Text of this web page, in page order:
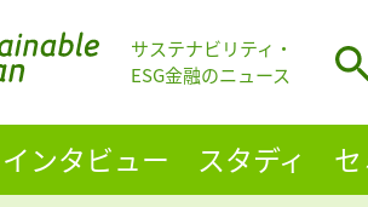
サステナビリティ・
ESG金融のニュース
インタビュー スタディ